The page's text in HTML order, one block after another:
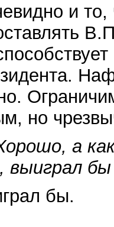
и
но
а
выиграл
бы.